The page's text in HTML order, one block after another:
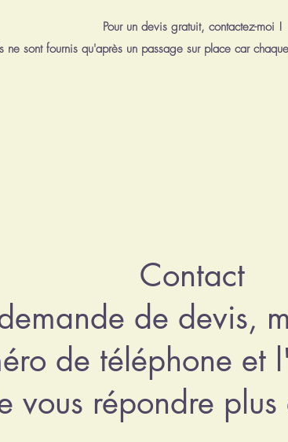
Pour un devis gratuit, contactez-moi !
ne sont fournis qu'après un passage sur place car
Contact
de devis,
de téléphone et
vous répondre